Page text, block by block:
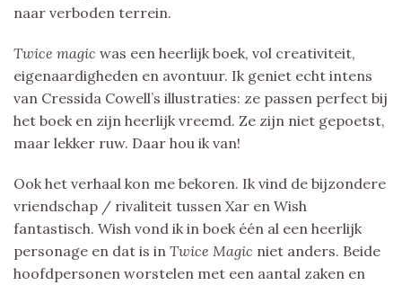
naar verboden terrein.
Twice magic was een heerlijk boek, vol creativiteit,
eigenaardigheden en avontuur. Ik geniet echt intens
van Cressida Cowell’s illustraties: ze passen perfect bij
het boek en zijn heerlijk vreemd. Ze zijn niet gepoetst,
maar lekker ruw. Daar hou ik van!
Ook het verhaal kon me bekoren. Ik vind de bijzondere
vriendschap / rivaliteit tussen Xar en Wish
fantastisch. Wish vond ik in boek één al een heerlijk
personage en dat is in Twice Magic niet anders. Beide
hoofdpersonen worstelen met een aantal zaken en